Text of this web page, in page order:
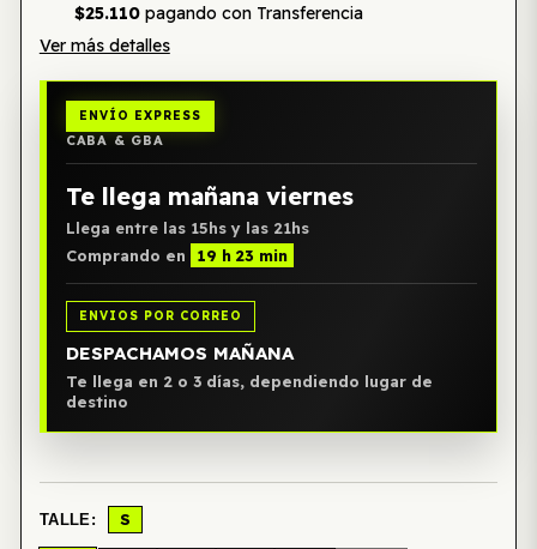
$25.110pagando con Transferencia
Ver más detalles
ENVÍO EXPRESS
CABA & GBA
Te llega mañana viernes
Llega entre las 15hs y las 21hs
Comprando en
19 h 23 min
ENVIOS POR CORREO
DESPACHAMOS MAÑANA
Te llega en 2 o 3 días, dependiendo lugar de
destino
TALLE: S